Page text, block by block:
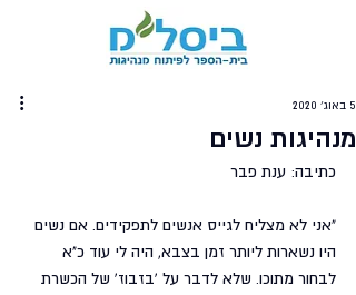
מנהיגות נשים
5 באוג׳ 2020
כתיבה: ענת פבר
"אני לא מצליח לגייס אנשים לתפקידים. אם נשים
היו נשארות ליותר זמן בצבא, היה לי עוד כ"א
לבחור מתוכו. שלא לדבר על 'בזבוז' של הכשרת